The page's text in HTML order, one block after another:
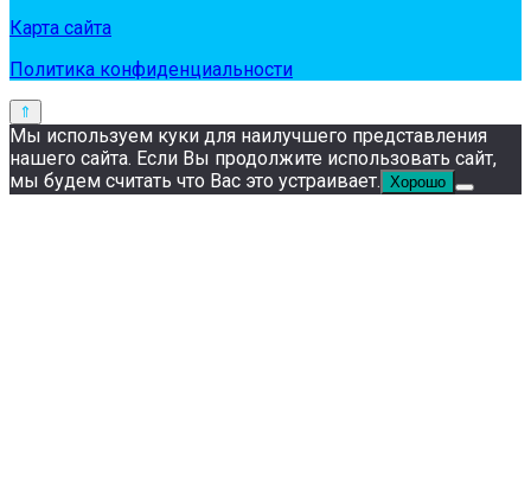
Карта сайта
Политика конфиденциальности
Мы используем куки для наилучшего представления
нашего сайта. Если Вы продолжите использовать сайт,
мы будем считать что Вас это устраивает. Хорошо